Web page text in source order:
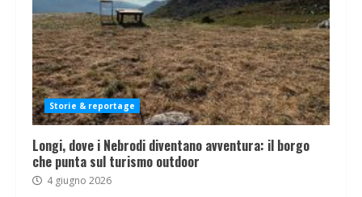
Storie & reportage
Longi, dove i Nebrodi diventano avventura: il borgo
che punta sul turismo outdoor
4 giugno 2026